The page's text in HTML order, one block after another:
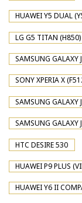
HUAWEI Y5 DUAL
LG G5 TITAN (H850)
SAMSUNG GALAXY
SONY XPERIA X
SAMSUNG GALAXY
SAMSUNG GALAXY
HTC DESIRE 530
HUAWEI P9 PLUS
HUAWEI Y6 II